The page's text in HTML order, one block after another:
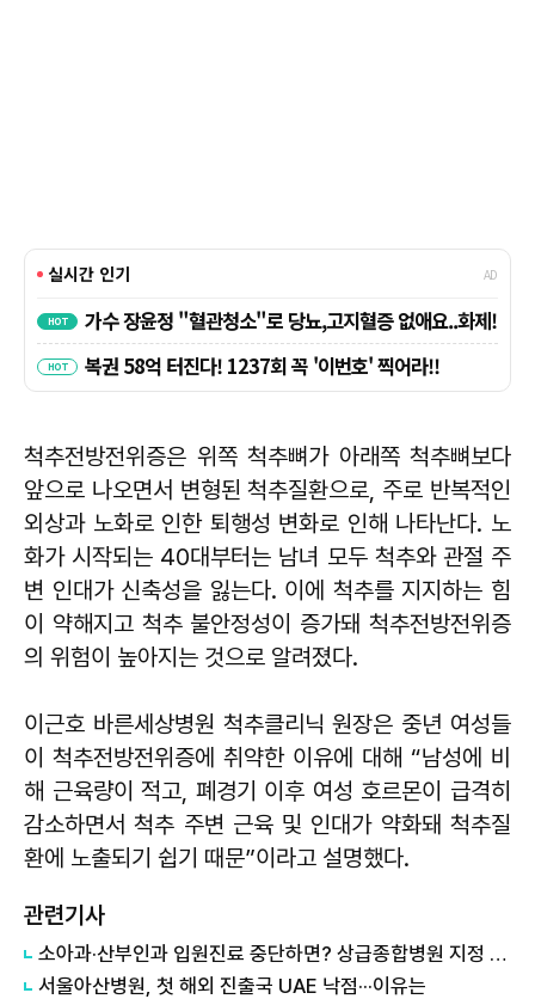
척추전방전위증은 위쪽 척추뼈가 아래쪽 척추뼈보다
앞으로 나오면서 변형된 척추질환으로, 주로 반복적인
외상과 노화로 인한 퇴행성 변화로 인해 나타난다. 노
화가 시작되는 40대부터는 남녀 모두 척추와 관절 주
변 인대가 신축성을 잃는다. 이에 척추를 지지하는 힘
이 약해지고 척추 불안정성이 증가돼 척추전방전위증
의 위험이 높아지는 것으로 알려졌다.
이근호 바른세상병원 척추클리닉 원장은 중년 여성들
이 척추전방전위증에 취약한 이유에 대해 “남성에 비
해 근육량이 적고, 폐경기 이후 여성 호르몬이 급격히
감소하면서 척추 주변 근육 및 인대가 약화돼 척추질
환에 노출되기 쉽기 때문”이라고 설명했다.
관련기사
​소아과·산부인과 입원진료 중단하면? 상급종합병원 지정 취소
서울아산병원, 첫 해외 진출국 UAE 낙점···이유는